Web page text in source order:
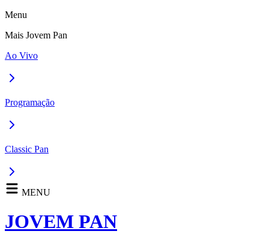
Menu
Mais Jovem Pan
Ao Vivo
Programação
Classic Pan
MENU
JOVEM PAN